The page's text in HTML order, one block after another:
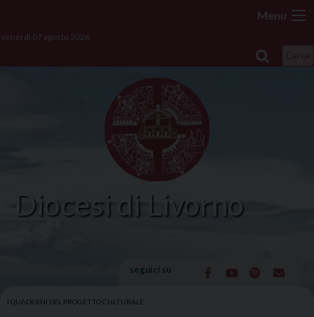
content
Menu
venerdì 07 agosto 2026
Diocesi di Livorno
seguici su
I QUADERNI DEL PROGETTO CULTURALE